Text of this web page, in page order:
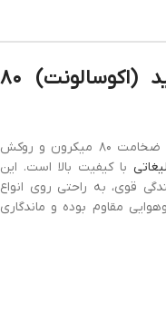
رول وینیل مات پشت سفید (اکوسالونت) ۸۰
رول وینیل مات پشت سفید مگا (MEGA) با ضخامت ۸۰ میکرون و روکش
با کیفیت بالا است. این
قوی، به راحتی روی انواع
مقاوم بوده و ماندگاری